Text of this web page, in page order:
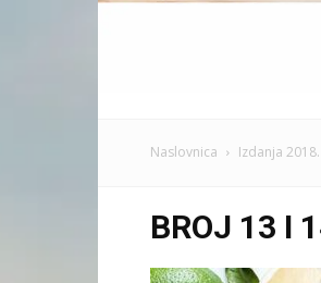
Naslovnica Izdanja 2018.
BROJ 13 I